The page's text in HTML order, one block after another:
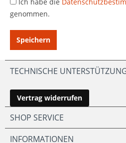
genommen.
Speichern
TECHNISCHE
Vertrag widerrufen
SHOP SERVICE
INFORMATIONEN